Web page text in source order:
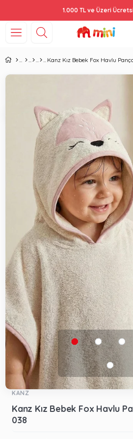
1.000 TL ve Üzeri
Kanz Kız Bebek Fox Havlu
KANZ
Kanz Kız Bebek Fox Havlu
038